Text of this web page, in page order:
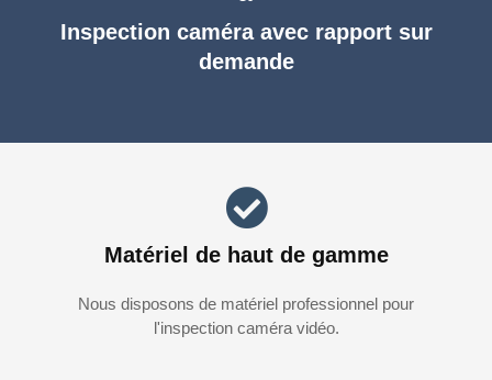
Inspection caméra avec rapport sur
demande
Matériel de haut de gamme
Nous disposons de matériel professionnel pour
l'inspection caméra vidéo.